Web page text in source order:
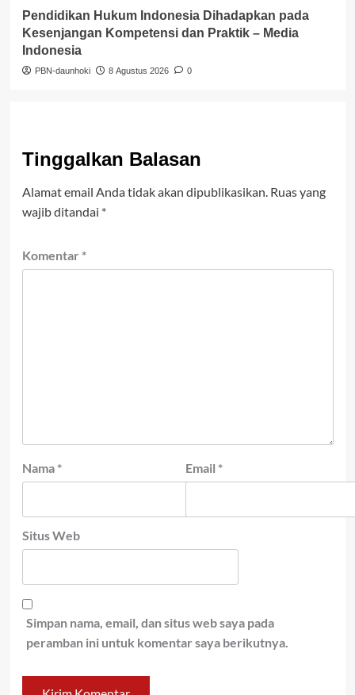
Pendidikan Hukum Indonesia Dihadapkan pada
Kesenjangan Kompetensi dan Praktik – Media
Indonesia
PBN-daunhoki 8 Agustus 2026 0
Tinggalkan Balasan
Alamat email Anda tidak akan dipublikasikan. Ruas yang
wajib ditandai *
Komentar *
Nama * Email *
Situs Web
Simpan nama, email, dan situs web saya pada
peramban ini untuk komentar saya berikutnya.